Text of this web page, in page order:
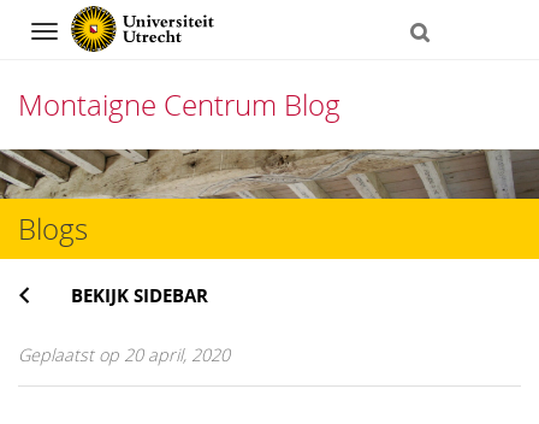
Navigation
Montaigne Centrum Blog
Direct
naar
inhoud
Blogs
BEKIJK SIDEBAR
Geplaatst op 20 april, 2020